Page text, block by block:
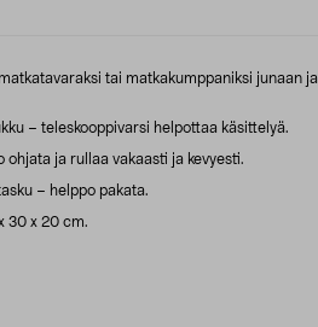
tai matkakumppaniksi junaan ja
– teleskooppivarsi helpottaa käsittelyä.
ohjata ja rullaa vakaasti ja kevyesti.
– helppo pakata.
30 x 20 cm.